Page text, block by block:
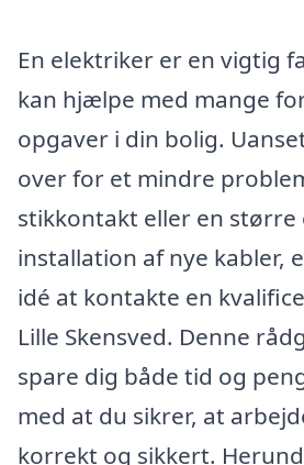
En elektriker er en vigtig
kan hjælpe med mange
opgaver i din bolig.
over for et mindre
stikkontakt eller en større
installation af nye kabler,
idé at kontakte en
Lille Skensved. Denne
spare dig både tid og
med at du sikrer, at
korrekt og sikkert.